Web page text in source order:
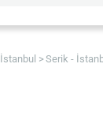
İstanbul Serik -